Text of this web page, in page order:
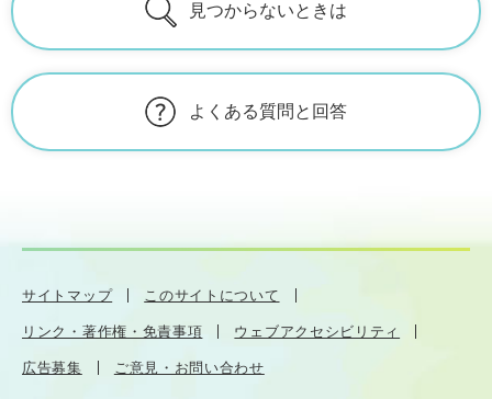
見つからないときは
よくある質問と回答
サイトマップ このサイトについて
リンク・著作権・免責事項 ウェブアクセシビリティ
広告募集 ご意見・お問い合わせ